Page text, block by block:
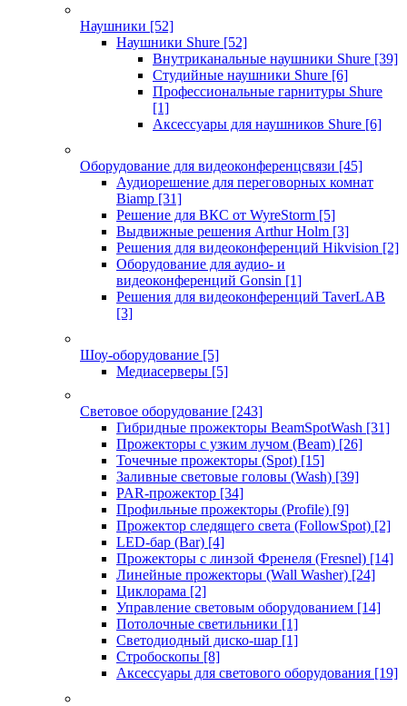
Наушники [52]
Наушники Shure [52]
Внутриканальные наушники Shure [39]
Студийные наушники Shure [6]
Профессиональные гарнитуры Shure
[1]
Аксессуары для наушников Shure [6]
Оборудование для видеоконференцсвязи [45]
Аудиорешение для переговорных комнат
Biamp [31]
Решение для ВКС от WyreStorm [5]
Выдвижные решения Arthur Holm [3]
Решения для видеоконференций Hikvision [2]
Оборудование для аудио- и
видеоконференций Gonsin [1]
Решения для видеоконференций TaverLAB
[3]
Шоу-оборудование [5]
Медиасерверы [5]
Световое оборудование [243]
Гибридные прожекторы BeamSpotWash [31]
Прожекторы с узким лучом (Beam) [26]
Точечные прожекторы (Spot) [15]
Заливные световые головы (Wash) [39]
PAR-прожектор [34]
Профильные прожекторы (Profile) [9]
Прожектор следящего света (FollowSpot) [2]
LED-бар (Bar) [4]
Прожекторы с линзой Френеля (Fresnel) [14]
Линейные прожекторы (Wall Washer) [24]
Циклорама [2]
Управление световым оборудованием [14]
Потолочные светильники [1]
Светодиодный диско-шар [1]
Стробоскопы [8]
Аксессуары для светового оборудования [19]